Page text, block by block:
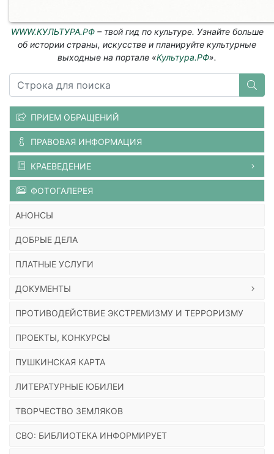
WWW.КУЛЬТУРА.РФ– твой гид по культуре. Узнайте больше
об истории страны, искусстве и планируйте культурные
выходные на портале «Культура.РФ».
ПРИЕМ ОБРАЩЕНИЙ
ПРАВОВАЯ ИНФОРМАЦИЯ
КРАЕВЕДЕНИЕ
ФОТОГАЛЕРЕЯ
АНОНСЫ
ДОБРЫЕ ДЕЛА
ПЛАТНЫЕ УСЛУГИ
ДОКУМЕНТЫ
ПРОТИВОДЕЙСТВИЕ ЭКСТРЕМИЗМУ И ТЕРРОРИЗМУ
ПРОЕКТЫ, КОНКУРСЫ
ПУШКИНСКАЯ КАРТА
ЛИТЕРАТУРНЫЕ ЮБИЛЕИ
ТВОРЧЕСТВО ЗЕМЛЯКОВ
СВО: БИБЛИОТЕКА ИНФОРМИРУЕТ